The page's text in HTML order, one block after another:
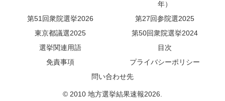
年）
第51回衆院選挙2026
第27回参院選2025
東京都議選2025
第50回衆院選挙2024
選挙関連用語
目次
免責事項
プライバシーポリシー
問い合わせ先
© 2010 地方選挙結果速報2026.